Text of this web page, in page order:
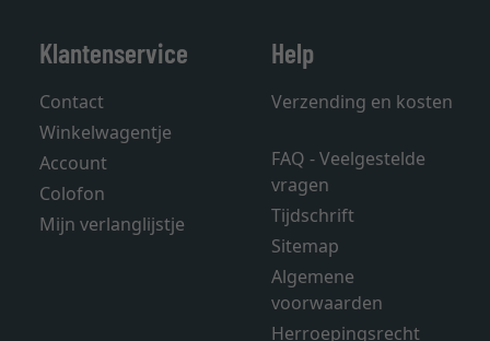
Klantenservice
Contact
Winkelwagentje
Account
Colofon
Mijn verlanglijstje
Help
Verzending en kosten
FAQ - Veelgestelde
vragen
Tijdschrift
Sitemap
Algemene
voorwaarden
Herroepingsrecht